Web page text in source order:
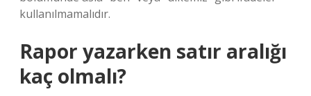
kullanılmamalıdır.
Rapor yazarken satır aralığı
kaç olmalı?